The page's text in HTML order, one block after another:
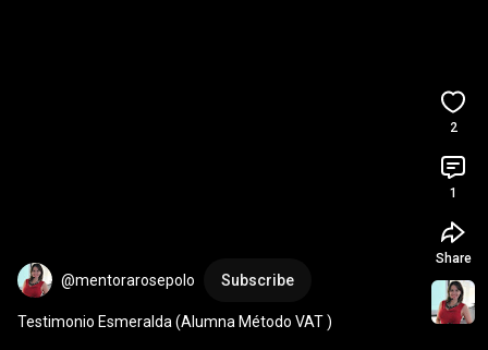
@mentorarosepolo Subscribe
Testimonio Esmeralda (Alumna Método VAT )
2
1
Share